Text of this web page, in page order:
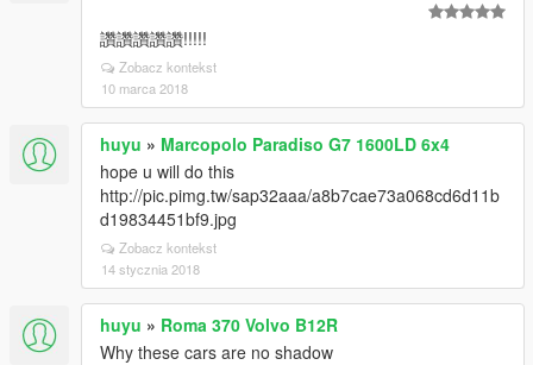
讚讚讚讚讚!!!!!
Zobacz kontekst
10 marca 2018
huyu » Marcopolo Paradiso G7 1600LD 6x4
hope u will do this
http://pic.pimg.tw/sap32aaa/a8b7cae73a068cd6d11b
d19834451bf9.jpg
Zobacz kontekst
14 stycznia 2018
huyu » Roma 370 Volvo B12R
Why these cars are no shadow